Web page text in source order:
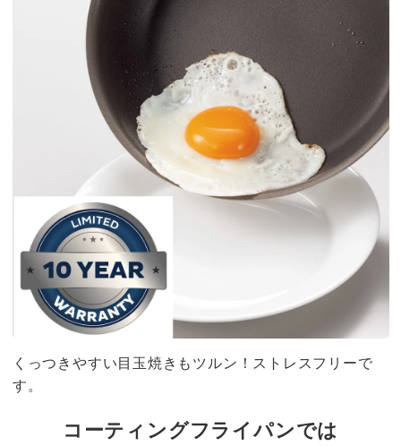
くっつきやすい目玉焼きもツルン！ストレスフリーで
す。
コーティングフライパンでは